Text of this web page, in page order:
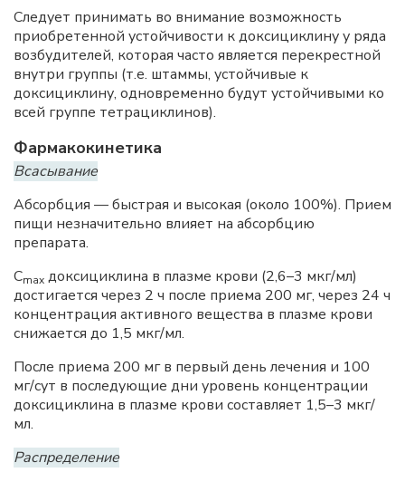
Следует принимать во внимание возможность
приобретенной устойчивости к доксициклину у ряда
возбудителей, которая часто является перекрестной
внутри группы (т.е. штаммы, устойчивые к
доксициклину, одновременно будут устойчивыми ко
всей группе тетрациклинов).
Фармакокинетика
Всасывание
Абсорбция — быстрая и высокая (около 100%). Прием
пищи незначительно влияет на абсорбцию
препарата.
Cmax доксициклина в плазме крови (2,6–3 мкг/мл)
достигается через 2 ч после приема 200 мг, через 24 ч
концентрация активного вещества в плазме крови
снижается до 1,5 мкг/мл.
После приема 200 мг в первый день лечения и 100
мг/сут в последующие дни уровень концентрации
доксициклина в плазме крови составляет 1,5–3 мкг/
мл.
Распределение